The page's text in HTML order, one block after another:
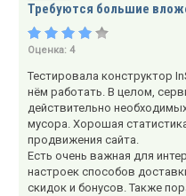
Требуются большие
Оценка: 4
Тестировала конструктор
нём работать. В целом,
действительно
мусора. Хорошая
продвижения сайта.
Есть очень важная для
настроек способов
скидок и бонусов. Также